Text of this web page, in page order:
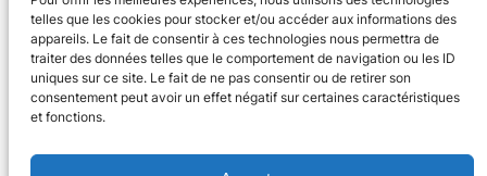
telles que les cookies pour stocker et/ou accéder aux informations des
appareils. Le fait de consentir à ces technologies nous permettra de
traiter des données telles que le comportement de navigation ou les ID
uniques sur ce site. Le fait de ne pas consentir ou de retirer son
consentement peut avoir un effet négatif sur certaines caractéristiques
et fonctions.
LE JOURNAL
L’ACADÉMIE
CONTACT
MENTIONS LÉGALES